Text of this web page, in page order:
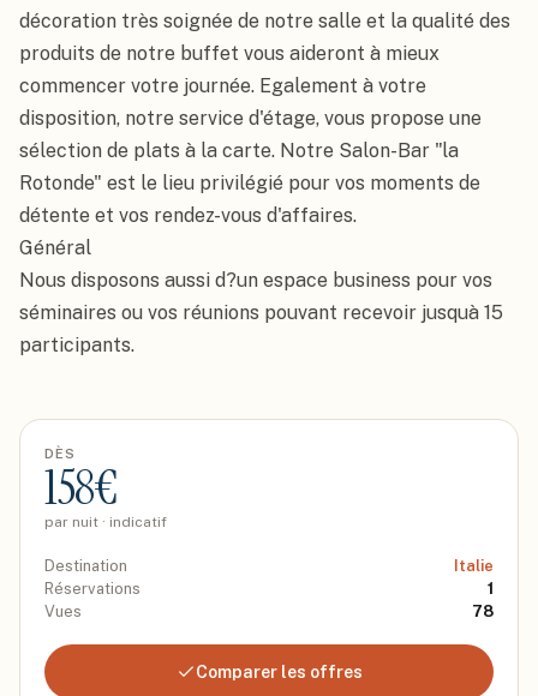
décoration très soignée de notre salle et la qualité des
produits de notre buffet vous aideront à mieux
commencer votre journée. Egalement à votre
disposition, notre service d'étage, vous propose une
sélection de plats à la carte. Notre Salon-Bar "la
Rotonde" est le lieu privilégié pour vos moments de
détente et vos rendez-vous d'affaires.
Général
Nous disposons aussi d?un espace business pour vos
séminaires ou vos réunions pouvant recevoir jusquà 15
participants.
DÈS
158€
par nuit · indicatif
Destination
Italie
Réservations
1
Vues
78
Comparer les offres